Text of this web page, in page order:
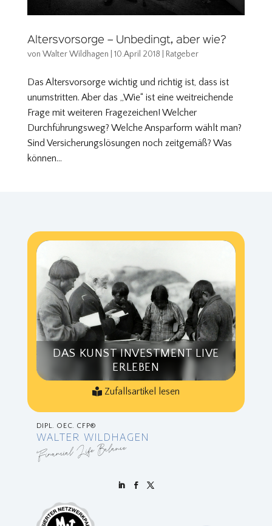
Altersvorsorge – Unbedingt, aber wie?
von Walter Wildhagen 10.April 2018 Ratgeber
Das Altersvorsorge wichtig und richtig ist, dass ist
unumstritten. Aber das „Wie“ ist eine weitreichende
Frage mit weiteren Fragezeichen! Welcher
Durchführungsweg? Welche Ansparform wählt man?
Sind Versicherungslösungen noch zeitgemäß? Was
können...
DAS KUNST INVESTMENT LIVE
ERLEBEN
Zufallsartikel lesen
DIPL. OEC. CFP®
WALTER WILDHAGEN
Financial Life Balance